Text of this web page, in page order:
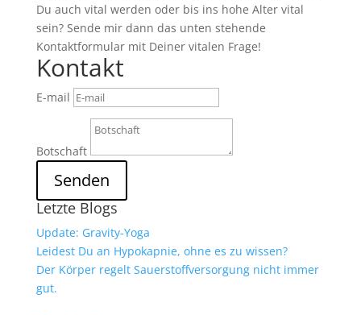
Du auch vital werden oder bis ins hohe Alter vital
sein? Sende mir dann das unten stehende
Kontaktformular mit Deiner vitalen Frage!
Kontakt
E-mail
Botschaft
Senden
Letzte Blogs
Update: Gravity-Yoga
Leidest Du an Hypokapnie, ohne es zu wissen?
Der Körper regelt Sauerstoffversorgung nicht immer
gut.